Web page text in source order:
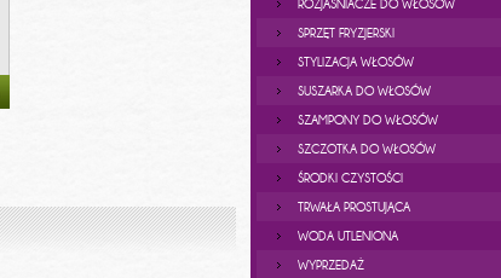
ROZJAŚNIACZE DO WŁOSÓW
SPRZĘT FRYZJERSKI
STYLIZACJA WŁOSÓW
SUSZARKA DO WŁOSÓW
SZAMPONY DO WŁOSÓW
SZCZOTKA DO WŁOSÓW
ŚRODKI CZYSTOŚCI
TRWAŁA PROSTUJĄCA
WODA UTLENIONA
WYPRZEDAŻ